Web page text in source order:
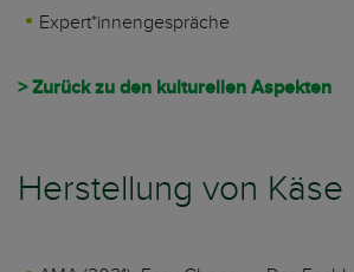
Expert*innengespräche
> Zurück zu den kulturellen Aspekten
Herstellung von Käse